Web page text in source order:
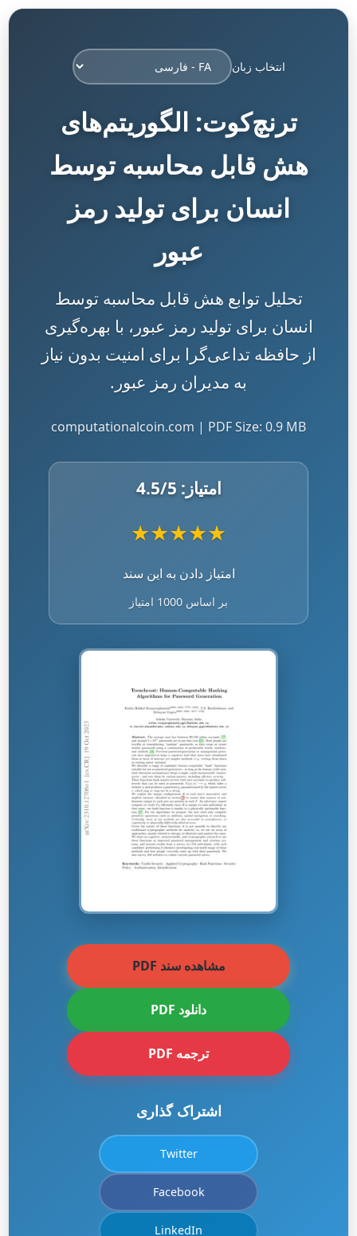
انتخاب زبان
ترنچ‌کوت: الگوریتم‌های
هش قابل محاسبه توسط
انسان برای تولید رمز
عبور
تحلیل توابع هش قابل محاسبه توسط
انسان برای تولید رمز عبور، با بهره‌گیری
از حافظه تداعی‌گرا برای امنیت بدون نیاز
به مدیران رمز عبور.
computationalcoin.com | PDF Size: 0.9 MB
امتیاز: 4.5/5
★
★
★
★
★
امتیاز دادن به این سند
بر اساس 1000 امتیاز
مشاهده سند PDF
دانلود PDF
ترجمه PDF
اشتراک گذاری
Twitter
Facebook
LinkedIn